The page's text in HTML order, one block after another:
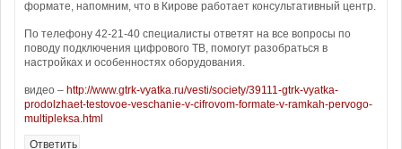
формате, напомним, что в Кирове работает консультативный центр.
По телефону 42-21-40 специалисты ответят на все вопросы по
поводу подключения цифрового ТВ, помогут разобраться в
настройках и особенностях оборудования.
видео – http://www.gtrk-vyatka.ru/vesti/society/39111-gtrk-vyatka-
prodolzhaet-testovoe-veschanie-v-cifrovom-formate-v-ramkah-pervogo-
multipleksa.html
Ответить